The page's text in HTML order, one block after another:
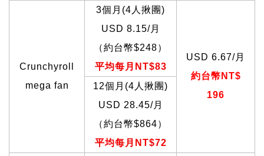
Crunchyroll
mega fan
3個月(4人揪團)
USD 8.15/月
（約台幣$248）
平均每月NT$83
USD 6.67/月
約台幣NT$
196
12個月(4人揪團)
USD 28.45/月
（約台幣$864）
平均每月NT$72